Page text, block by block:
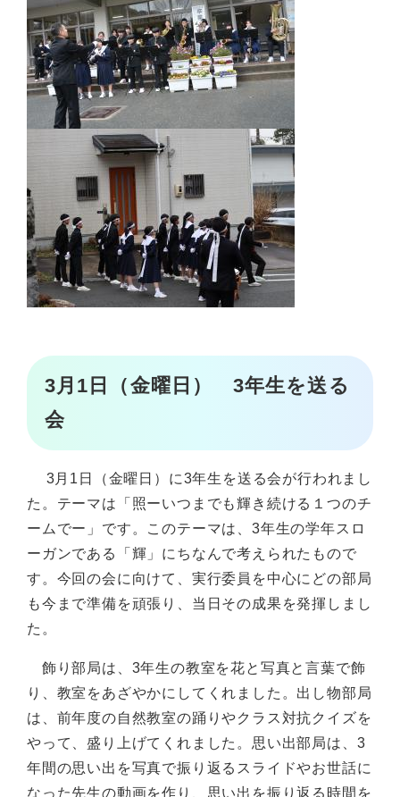
3月1日（金曜日） 3年生を送る
会
3月1日（金曜日）に3年生を送る会が行われまし
た。テーマは「照ーいつまでも輝き続ける１つのチ
ームでー」です。このテーマは、3年生の学年スロ
ーガンである「輝」にちなんで考えられたもので
す。今回の会に向けて、実行委員を中心にどの部局
も今まで準備を頑張り、当日その成果を発揮しまし
た。
飾り部局は、3年生の教室を花と写真と言葉で飾
り、教室をあざやかにしてくれました。出し物部局
は、前年度の自然教室の踊りやクラス対抗クイズを
やって、盛り上げてくれました。思い出部局は、3
年間の思い出を写真で振り返るスライドやお世話に
なった先生の動画を作り、思い出を振り返る時間を